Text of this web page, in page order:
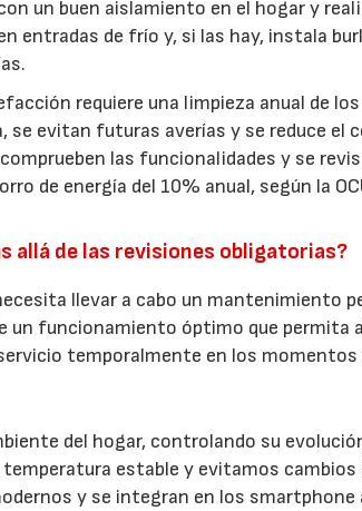
un buen aislamiento en el hogar y
entradas de frío y, si las hay, instala
requiere una limpieza anual de
se evitan futuras averías y se reduce el
las funcionalidades y se
de energía del 10% anual, según la
allá de las revisiones obligatorias?
llevar a cabo un mantenimiento
un funcionamiento óptimo que permita
temporalmente en los
del hogar, controlando su
estable y evitamos cambios
y se integran en los smartphone